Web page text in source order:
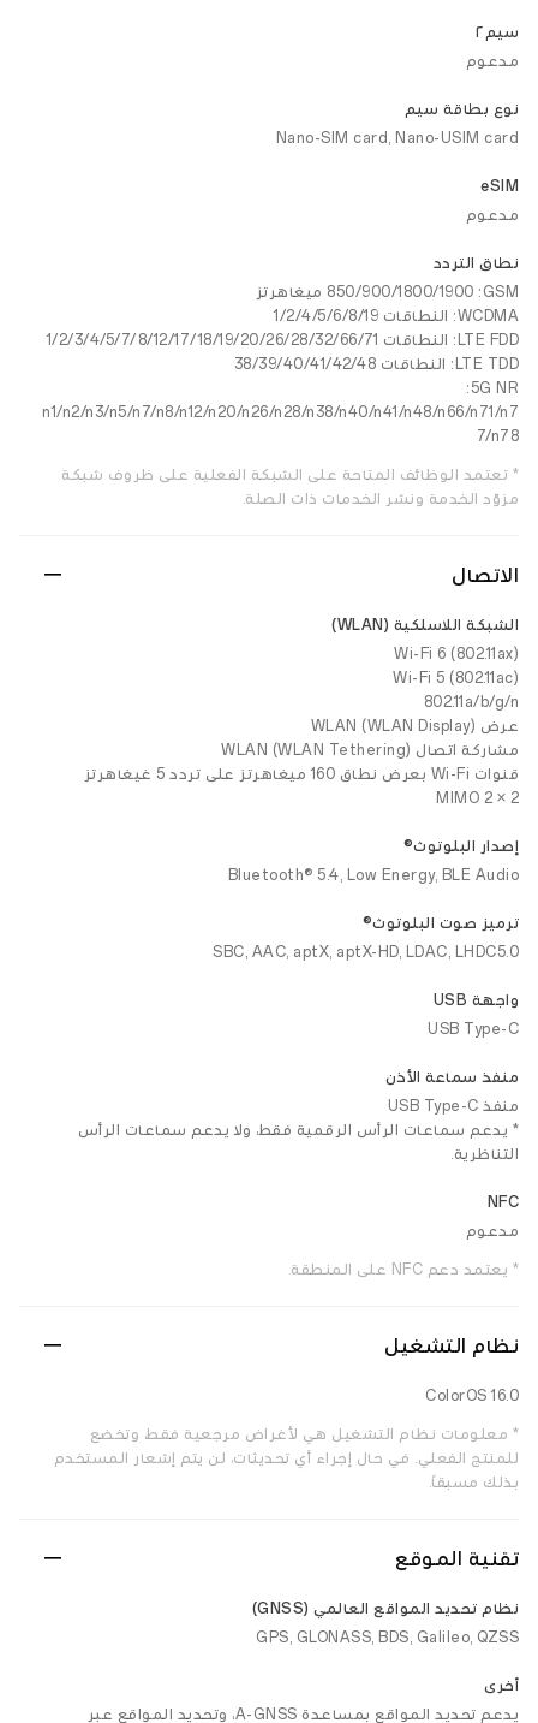
سيم٢
مدعوم
نوع بطاقة سيم
Nano-SIM card, Nano-USIM card
eSIM
مدعوم
نطاق التردد
GSM: ‏850/900/1800/1900 ميغاهرتز
WCDMA: ‏النطاقات 1/2/4/5/6/8/19
LTE FDD: ‏النطاقات 1/2/3/4/5/7/8/12/17/18/19/20/26/28/32/66/71
LTE TDD: ‏النطاقات 38/39/40/41/42/48
5G NR:
‏n1/n2/n3/n5/n7/n8/n12/n20/n26/n28/n38/n40/n41/n48/n66/n71/n7
7/n78
* تعتمد الوظائف المتاحة على الشبكة الفعلية على ظروف شبكة
مزوّد الخدمة ونشر الخدمات ذات الصلة.
الاتصال
الشبكة اللاسلكية (WLAN)
Wi-Fi 6 (802.11ax)
Wi-Fi 5 (802.11ac)
802.11a/b/g/n
عرض WLAN (WLAN Display)
مشاركة اتصال WLAN (WLAN Tethering)
قنوات Wi-Fi بعرض نطاق 160 ميغاهرتز على تردد 5 غيغاهرتز
2 × 2 MIMO
إصدار البلوتوث®
Bluetooth® 5.4, Low Energy, BLE Audio
ترميز صوت البلوتوث®
SBC, AAC, aptX, aptX-HD, LDAC, LHDC5.0
واجهة USB
USB Type-C
منفذ سماعة الأذن
منفذ USB Type-C
* يدعم سماعات الرأس الرقمية فقط، ولا يدعم سماعات الرأس
التناظرية.
NFC
مدعوم
* يعتمد دعم NFC على المنطقة.
نظام التشغيل
ColorOS 16.0
* معلومات نظام التشغيل هي لأغراض مرجعية فقط، وتخضع
للمنتج الفعلي. في حال إجراء أي تحديثات، لن يتم إشعار المستخدم
بذلك مسبقاً.
تقنية الموقع
نظام تحديد المواقع العالمي (GNSS)
GPS, GLONASS, BDS, Galileo, QZSS
أخرى
يدعم تحديد المواقع بمساعدة A-GNSS، وتحديد المواقع عبر